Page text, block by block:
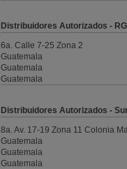
Distribuidores Autorizados -
6a. Calle 7-25 Zona 2
Guatemala
Guatemala
Guatemala
Distribuidores Autorizados -
8a. Av. 17-19 Zona 11 Colonia
Guatemala
Guatemala
Guatemala